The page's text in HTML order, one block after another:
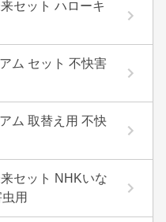
セット ハローキ
ム セット 不快害
ム 取替え用 不快
セット NHKいな
用